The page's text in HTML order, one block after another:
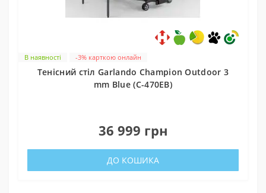
В наявності -3% карткою онлайн
Тенісний стіл Garlando Champion Outdoor 3
mm Blue (C-470EB)
36 999 грн
ДО КОШИКА